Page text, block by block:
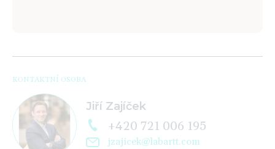
KONTAKTNÍ OSOBA
Jiří Zajíček
+420 721 006 195
jzajicek@labartt.com